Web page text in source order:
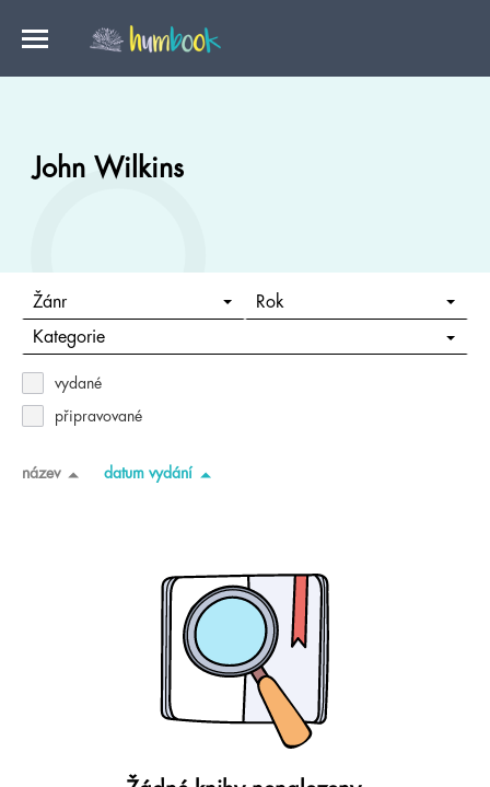
John Wilkins
Žánr Rok
Kategorie
vydané
připravované
název datum vydání